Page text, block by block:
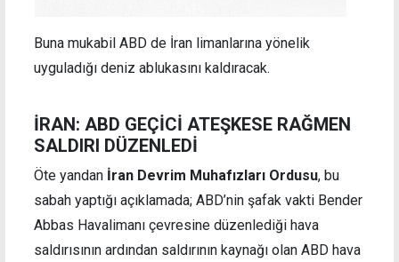
Buna mukabil ABD de İran limanlarına yönelik
uyguladığı deniz ablukasını kaldıracak.
İRAN: ABD GEÇİCİ ATEŞKESE RAĞMEN
SALDIRI DÜZENLEDİ
Öte yandan İran Devrim Muhafızları Ordusu, bu
sabah yaptığı açıklamada; ABD’nin şafak vakti Bender
Abbas Havalimanı çevresine düzenlediği hava
saldırısının ardından saldırının kaynağı olan ABD hava